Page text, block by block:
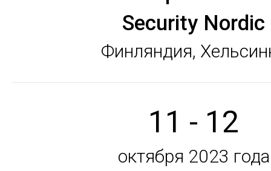
Security Nordic
Финляндия,
11 - 12
октября 2023 года